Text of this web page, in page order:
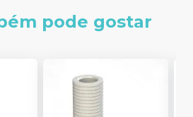
pode gostar